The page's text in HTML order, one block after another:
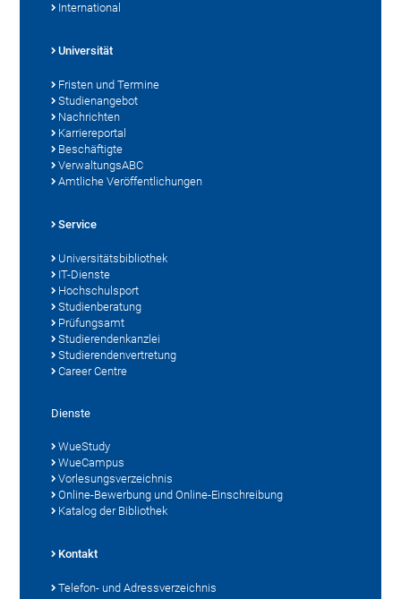
International
Universität
Fristen und Termine
Studienangebot
Nachrichten
Karriereportal
Beschäftigte
VerwaltungsABC
Amtliche Veröffentlichungen
Service
Universitätsbibliothek
IT-Dienste
Hochschulsport
Studienberatung
Prüfungsamt
Studierendenkanzlei
Studierendenvertretung
Career Centre
Dienste
WueStudy
WueCampus
Vorlesungsverzeichnis
Online-Bewerbung und Online-Einschreibung
Katalog der Bibliothek
Kontakt
Telefon- und Adressverzeichnis